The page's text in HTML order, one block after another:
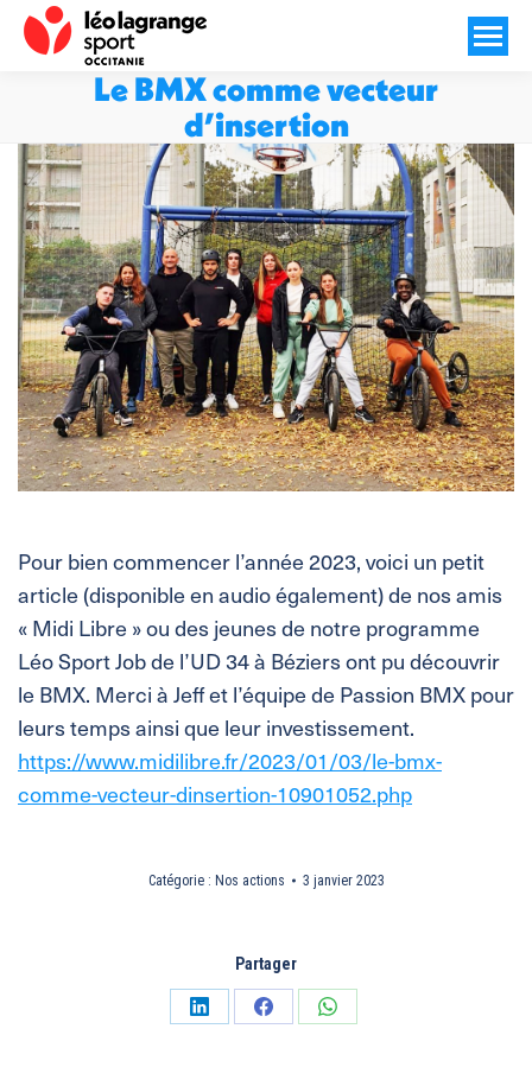
Le BMX comme vecteur
d’insertion
Vous êtes ici :
Pour bien commencer l’année 2023, voici un petit
article (disponible en audio également) de nos amis
« Midi Libre » ou des jeunes de notre programme
Léo Sport Job de l’UD 34 à Béziers ont pu découvrir
le BMX. Merci à Jeff et l’équipe de Passion BMX pour
leurs temps ainsi que leur investissement.
https://www.midilibre.fr/2023/01/03/le-bmx-
comme-vecteur-dinsertion-10901052.php
Catégorie : Nos actions 3 janvier 2023
Partager
PartagerPartagerPartager